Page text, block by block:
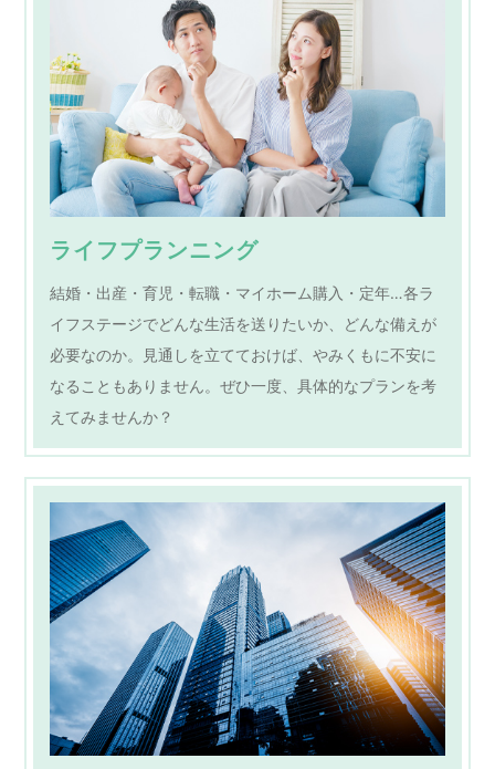
ライフプランニング
結婚・出産・育児・転職・マイホーム購入・定年…各ラ
イフステージでどんな生活を送りたいか、どんな備えが
必要なのか。見通しを立てておけば、やみくもに不安に
なることもありません。ぜひ一度、具体的なプランを考
えてみませんか？